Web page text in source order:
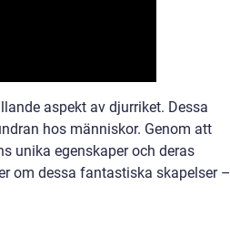
aspekt av djurriket. Dessa
hos människor. Genom att
unika egenskaper och deras
om dessa fantastiska skapelser –